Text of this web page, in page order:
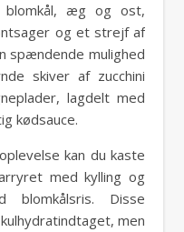
blomkål, æg og ost,
og et strejf af
spændende mulighed
skiver af zucchini
lagdelt med
kødsauce.
kan du kaste
med kylling og
blomkålsris. Disse
men